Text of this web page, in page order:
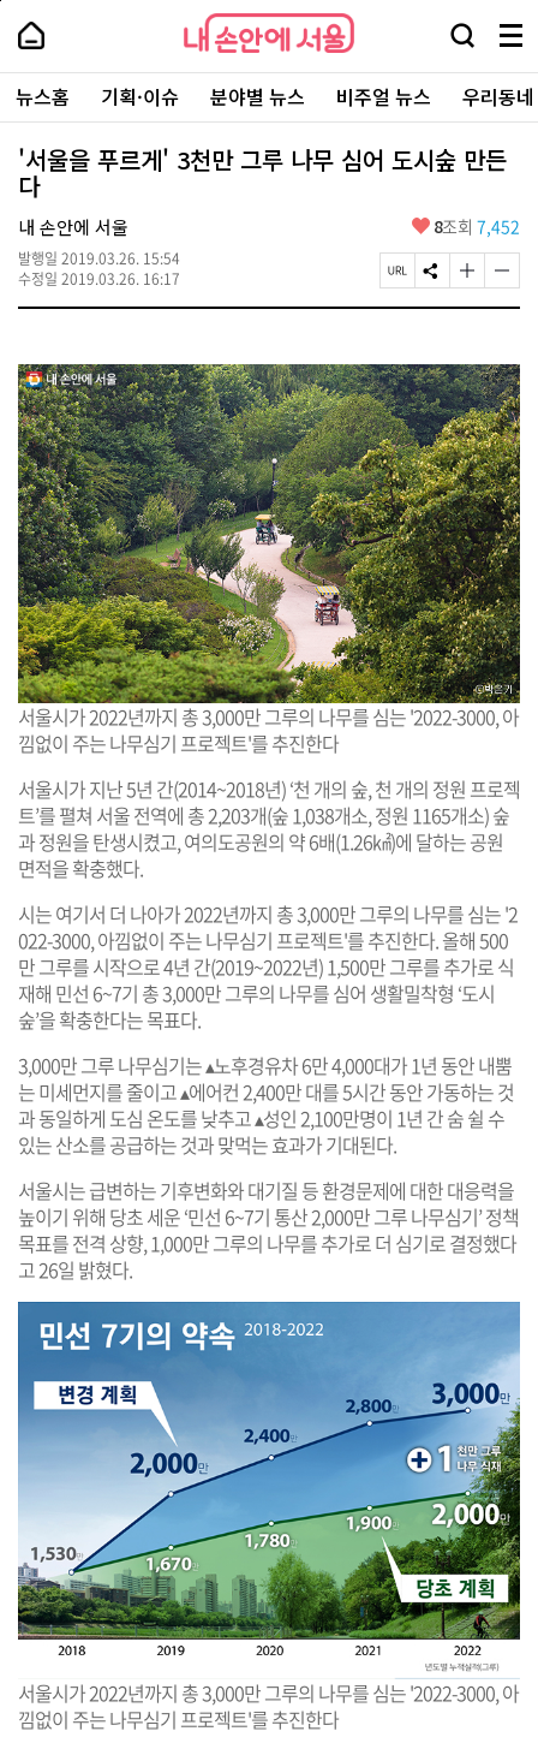
본
로
가
내
손
안
에
서
울
-
서
울
시
대
표
소
통
포
내
손
에
울
검
창
열
기
메
뉴
전
체
보
주
요
서
뉴스홈 기획·이슈 분야별 뉴스 비주얼 뉴스 우리동
'서울을 푸르게' 3천만 그루 나무 심어 도시숲 만든
다
내 손안에 서울
발행일 2019.03.26. 15:54
수정일 2019.03.26. 16:17
좋
요
8조회 7,452
페
이
R
L
복
사
S
N
유
하
기
글
자
크
게
변
경
하
기
글
자
작
게
변
경
하
기
서울시가 2022년까지 총 3,000만 그루의 나무를 심는 '2022-3000, 아
낌없이 주는 나무심기 프로젝트'를 추진한다
서울시가 지난 5년 간(2014~2018년) ‘천 개의 숲, 천 개의 정원 프로젝
트’를 펼쳐 서울 전역에 총 2,203개(숲 1,038개소, 정원 1165개소) 숲
과 정원을 탄생시켰고, 여의도공원의 약 6배(1.26㎢)에 달하는 공원
면적을 확충했다.
시는 여기서 더 나아가 2022년까지 총 3,000만 그루의 나무를 심는 '2
022-3000, 아낌없이 주는 나무심기 프로젝트'를 추진한다. 올해 500
만 그루를 시작으로 4년 간(2019~2022년) 1,500만 그루를 추가로 식
재해 민선 6~7기 총 3,000만 그루의 나무를 심어 생활밀착형 ‘도시
숲’을 확충한다는 목표다.
3,000만 그루 나무심기는 ▴노후경유차 6만 4,000대가 1년 동안 내뿜
는 미세먼지를 줄이고 ▴에어컨 2,400만 대를 5시간 동안 가동하는 것
과 동일하게 도심 온도를 낮추고 ▴성인 2,100만명이 1년 간 숨 쉴 수
있는 산소를 공급하는 것과 맞먹는 효과가 기대된다.
서울시는 급변하는 기후변화와 대기질 등 환경문제에 대한 대응력을
높이기 위해 당초 세운 ‘민선 6~7기 통산 2,000만 그루 나무심기’ 정책
목표를 전격 상향, 1,000만 그루의 나무를 추가로 더 심기로 결정했다
고 26일 밝혔다.
서울시가 2022년까지 총 3,000만 그루의 나무를 심는 '2022-3000, 아
낌없이 주는 나무심기 프로젝트'를 추진한다
페
상
단
로